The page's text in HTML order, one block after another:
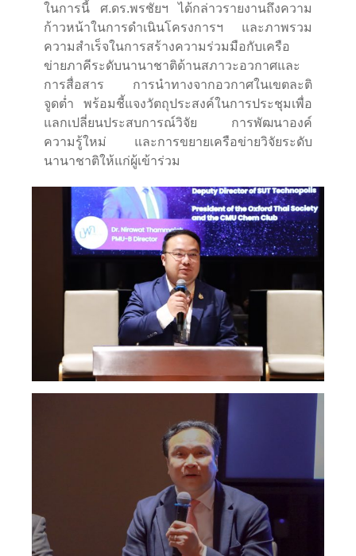
ในการนี้ ศ.ดร.พรชัยฯ ได้กล่าวรายงานถึงความ
ก้าวหน้าในการดำเนินโครงการฯ และภาพรวม
ความสำเร็จในการสร้างความร่วมมือกับเครือ
ข่ายภาคีระดับนานาชาติด้านสภาวะอวกาศและ
การสื่อสาร การนำทางจากอวกาศในเขตละติ
จูดตํ่า พร้อมชี้แจงวัตถุประสงค์ในการประชุมเพื่อ
แลกเปลี่ยนประสบการณ์วิจัย การพัฒนาองค์
ความรู้ใหม่ และการขยายเครือข่ายวิจัยระดับ
นานาชาติให้แก่ผู้เข้าร่วม